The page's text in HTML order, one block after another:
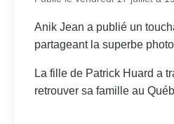
Anik Jean a publié un
partageant la superbe photo
La fille de Patrick Huard a
retrouver sa famille au